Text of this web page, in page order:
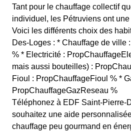
Tant pour le chauffage collectif
individuel, les Pétruviens ont
Voici les différents choix des
Des-Loges : * Chauffage de ville
% * Electricité :
mais aussi bouteilles) :
Fioul : PropChauffageFioul % *
PropChauffageGazReseau %
Téléphonez à EDF Saint-Pierre-
souhaitez une aide
chauffage peu gourmand en